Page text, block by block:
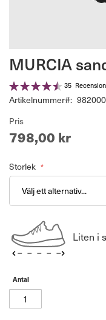
MURCIA
Betyg:
91%
35
Artikelnummer
Pris
798,00 kr
Storlek
Liten i
Antal
till
början
av
bildgalleriet